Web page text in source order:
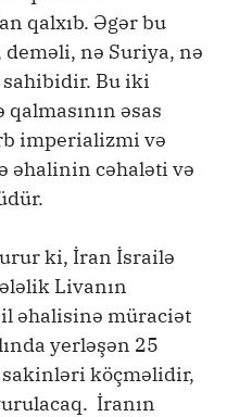
qalxıb. Əgər bu
nə Suriya, nə
sahibidir. Bu iki
əsas
imperializmi və
əhalinin cəhaləti və
ki, İran İsrailə
Livanın
əhalisinə müraciət
yerləşən 25
köçməlidir,
İranın